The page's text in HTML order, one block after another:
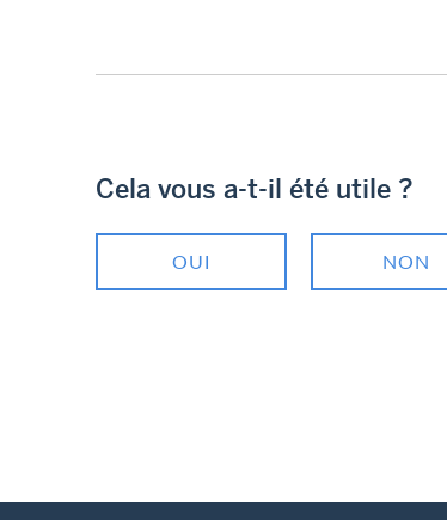
Cela vous a-t-il été utile ?
OUI NON
Footer